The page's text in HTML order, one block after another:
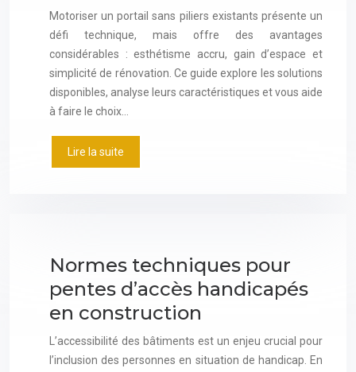
Motoriser un portail sans piliers existants présente un
défi technique, mais offre des avantages
considérables : esthétisme accru, gain d’espace et
simplicité de rénovation. Ce guide explore les solutions
disponibles, analyse leurs caractéristiques et vous aide
à faire le choix…
Lire la suite
Normes techniques pour
pentes d’accès handicapés
en construction
L’accessibilité des bâtiments est un enjeu crucial pour
l’inclusion des personnes en situation de handicap. En